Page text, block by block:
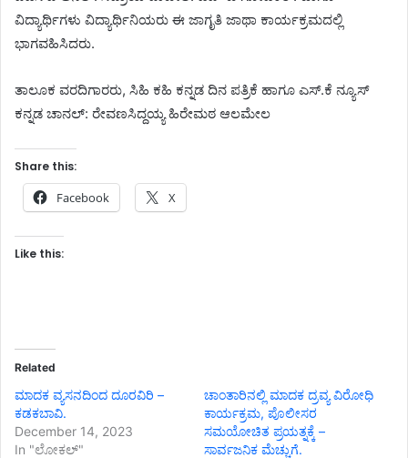
ವಿದ್ಯಾರ್ಥಿಗಳು ವಿದ್ಯಾರ್ಥಿನಿಯರು ಈ ಜಾಗೃತಿ ಜಾಥಾ ಕಾರ್ಯಕ್ರಮದಲ್ಲಿ
ಭಾಗವಹಿಸಿದರು.
ತಾಲೂಕ ವರದಿಗಾರರು, ಸಿಹಿ ಕಹಿ ಕನ್ನಡ ದಿನ ಪತ್ರಿಕೆ ಹಾಗೂ ಎಸ್.ಕೆ ನ್ಯೂಸ್
ಕನ್ನಡ ಚಾನಲ್: ರೇವಣಸಿದ್ದಯ್ಯ ಹಿರೇಮಠ ಆಲಮೇಲ
Share this:
Facebook X
Like this:
Related
ಮಾದಕ ವ್ಯಸನದಿಂದ ದೂರವಿರಿ –
ಕಡಕಬಾವಿ.
December 14, 2023
In "ಲೋಕಲ್"
ಚಾಂತಾರಿನಲ್ಲಿ ಮಾದಕ ದ್ರವ್ಯ ವಿರೋಧಿ
ಕಾರ್ಯಕ್ರಮ, ಪೊಲೀಸರ
ಸಮಯೋಚಿತ ಪ್ರಯತ್ನಕ್ಕೆ –
ಸಾರ್ವಜನಿಕ ಮೆಚ್ಚುಗೆ.